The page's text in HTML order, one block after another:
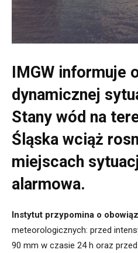
IMGW informuje
dynamicznej
Stany wód na
Śląska wciąż
miejscach
alarmowa.
Instytut przypomina o
meteorologicznych: przed
90 mm w czasie 24 h oraz